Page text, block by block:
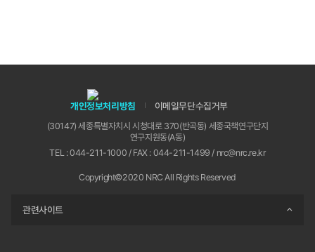
내기 위해서는 많은 관심과 함께 실질적인 지원이
개인정보처리방침 이메일무단수집거부
(30147) 세종특별자치시 시청대로 370(반곡동) 세종국책연구단지
연구지원동(A동)
TEL : 044-211-1000 / FAX : 044-211-1499 / nrc@nrc.re.kr
Copyright©2020 NRC All Rights Reserved
관련사이트